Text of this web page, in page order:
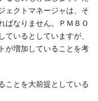
ェクトマネージャは、そ
ばなりません。ＰＭＢＯ
いるとしていますが、
が増加していることを考
ことを大前提としている